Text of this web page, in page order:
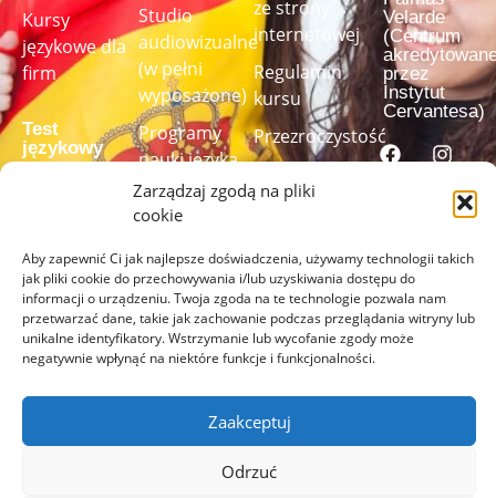
Zarządzaj zgodą na pliki
cookie
Aby zapewnić Ci jak najlepsze doświadczenia, używamy technologii takich
jak pliki cookie do przechowywania i/lub uzyskiwania dostępu do
informacji o urządzeniu. Twoja zgoda na te technologie pozwala nam
przetwarzać dane, takie jak zachowanie podczas przeglądania witryny lub
unikalne identyfikatory. Wstrzymanie lub wycofanie zgody może
negatywnie wpłynąć na niektóre funkcje i funkcjonalności.
Zaakceptuj
Odrzuć
Kursy
językowe dla
firm
Test
językowy
nasz test
językowy,
aby
sprawdzić
swój poziom
Studio
audiowizualne
(w pełni
wyposażone)
Programy
nauki języka
szyte na
miarę
ze strony
internetowej
Regulamin
kursu
Przezroczystość
o
Velarde
(Centrum
przez
Instytut
Cervantesa)